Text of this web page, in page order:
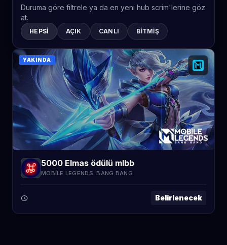
Duruma göre filtrele ya da en yeni hub scrim'lerine göz
at.
HEPSI AÇIK CANLI BITMIŞ
YAKINDA
5000 Elmas ödülü mlbb
MOBILE LEGENDS: BANG BANG
schedule Belirlenecek